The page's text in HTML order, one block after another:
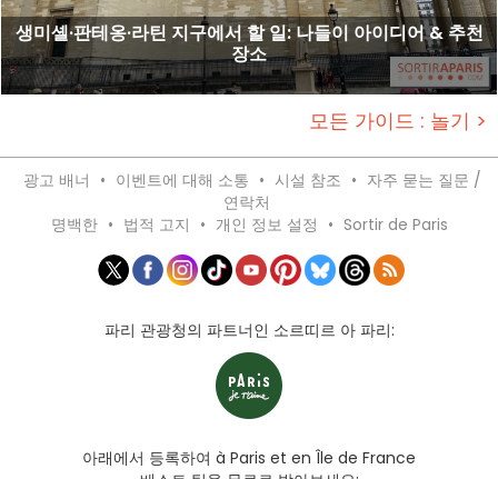
생미셸·판테옹·라틴 지구에서 할 일: 나들이 아이디어 & 추천
장소
모든 가이드 : 놀기 >
광고 배너 • 이벤트에 대해 소통 • 시설 참조 • 자주 묻는 질문 /
연락처
명백한 • 법적 고지 • 개인 정보 설정 • Sortir de Paris
파리 관광청의 파트너인 소르띠르 아 파리:
아래에서 등록하여 à Paris et en Île de France